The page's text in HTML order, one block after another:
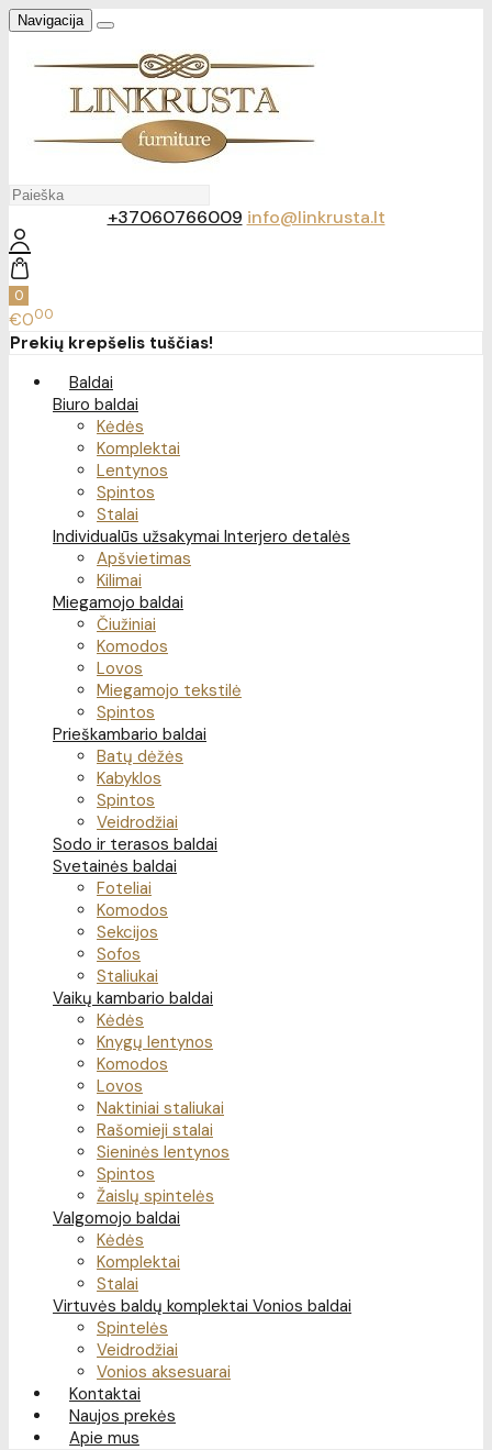
Navigacija
+37060766009 info@linkrusta.lt
0
€000
Prekių krepšelis tuščias!
Baldai
Biuro baldai
Kėdės
Komplektai
Lentynos
Spintos
Stalai
Individualūs užsakymai Interjero detalės
Apšvietimas
Kilimai
Miegamojo baldai
Čiužiniai
Komodos
Lovos
Miegamojo tekstilė
Spintos
Prieškambario baldai
Batų dėžės
Kabyklos
Spintos
Veidrodžiai
Sodo ir terasos baldai
Svetainės baldai
Foteliai
Komodos
Sekcijos
Sofos
Staliukai
Vaikų kambario baldai
Kėdės
Knygų lentynos
Komodos
Lovos
Naktiniai staliukai
Rašomieji stalai
Sieninės lentynos
Spintos
Žaislų spintelės
Valgomojo baldai
Kėdės
Komplektai
Stalai
Virtuvės baldų komplektai Vonios baldai
Spintelės
Veidrodžiai
Vonios aksesuarai
Kontaktai
Naujos prekės
Apie mus